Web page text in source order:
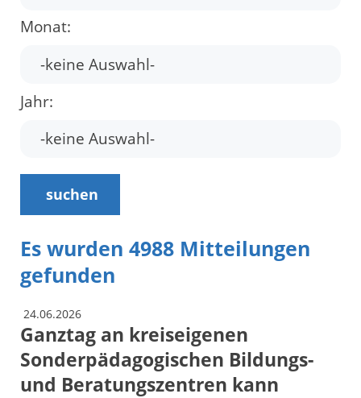
Monat:
Jahr:
suchen
Es wurden 4988 Mitteilungen
gefunden
24.06.2026
Ganztag an kreiseigenen
Sonderpädagogischen Bildungs-
und Beratungszentren kann